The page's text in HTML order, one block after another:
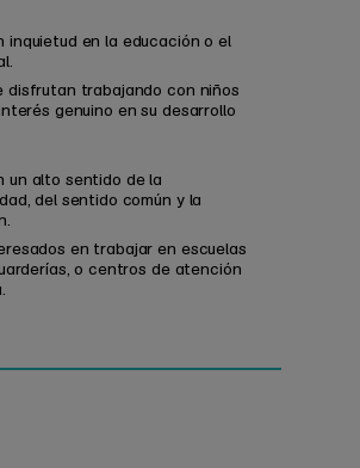
inquietud en la educación o el
disfrutan trabajando con niños
genuino en su desarrollo
un alto sentido de la
del sentido común y la
en trabajar en escuelas
o centros de atención